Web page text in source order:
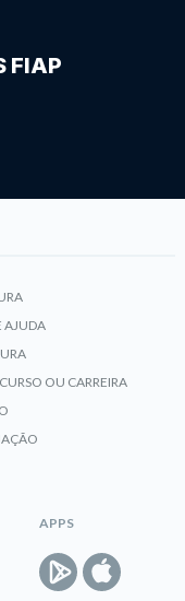
FIAP
AJUDA
OU CARREIRA
APPS